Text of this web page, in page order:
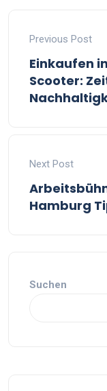
Previous Post
Einkaufen
Scooter:
Next Post
Hamburg
Suchen